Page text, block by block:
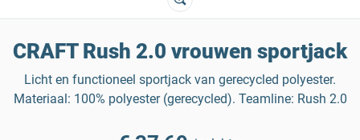
CRAFT Rush 2.0 vrouwen sportjack
Licht en functioneel sportjack van gerecycled polyester.
Materiaal: 100% polyester (gerecycled). Teamline: Rush 2.0